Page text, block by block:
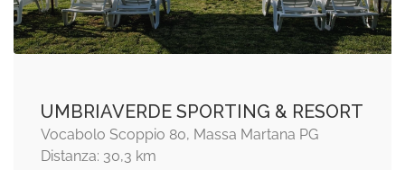
UMBRIAVERDE SPORTING & RESORT
Vocabolo Scoppio 80, Massa Martana PG
Distanza: 30,3 km